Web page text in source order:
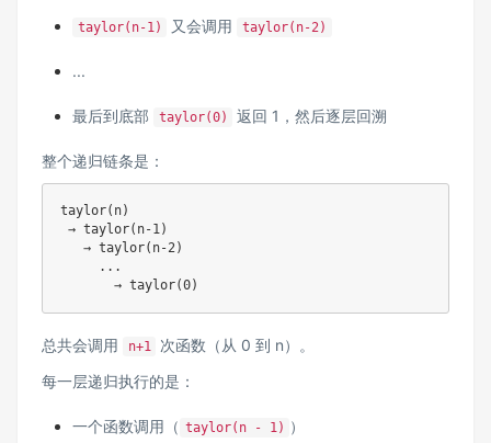
taylor(n-1) 又会调用 taylor(n-2)
...
最后到底部 taylor(0) 返回 1，然后逐层回溯
整个递归链条是：
taylor(n)
→ taylor(n-1)
   → taylor(n-2)
     ...
总共会调用 n+1
次函数（从 0 到 n）。
每一层递归执行的是：
一个函数调用（ taylor(n - 1) ）